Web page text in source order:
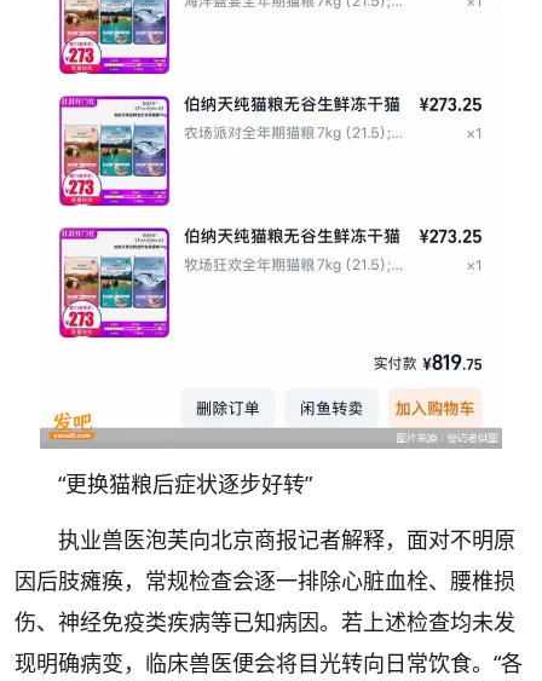
“更换猫粮后症状逐步好转”
执业兽医泡芙向北京商报记者解释，面对不明原
因后肢瘫痪，常规检查会逐一排除心脏血栓、腰椎损
伤、神经免疫类疾病等已知病因。若上述检查均未发
现明确病变，临床兽医便会将目光转向日常饮食。“各